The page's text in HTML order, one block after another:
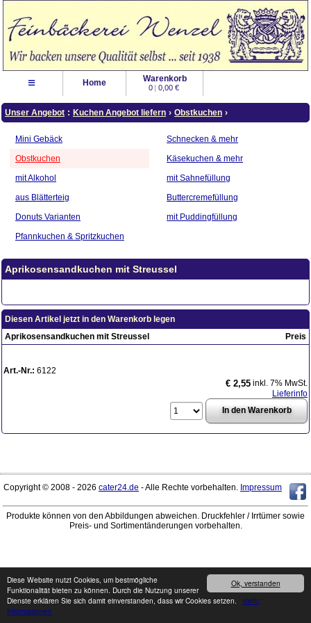
Ok, verstanden
Diese Website nutzt Cookies, um bestmögliche
Funktionalität bieten zu können. Durch die Nutzung unserer
Dienste erklären Sie sich damit einverstanden, dass wir Cookies setzen. mehr
Informationen
≡ Home Warenkorb
0 | 0,00 €
Unser Angebot : Kuchen Angebot liefern › Obstkuchen ›
Mini Gebäck
Obstkuchen
mit Alkohol
aus Blätterteig
Donuts Varianten
Pfannkuchen & Spritzkuchen
Schnecken & mehr
Käsekuchen & mehr
mit Sahnefüllung
Buttercremefüllung
mit Puddingfüllung
Aprikosensandkuchen mit Streussel
Diesen Artikel jetzt in den Warenkorb legen
Aprikosensandkuchen mit Streussel
Preis
Art.-Nr.: 6122
€ 2,55 inkl. 7% MwSt.
Lieferinfo
Copyright © 2008 - 2026 cater24.de - Alle Rechte vorbehalten. Impressum
Produkte können von den Abbildungen abweichen. Druckfehler / Irrtümer sowie
Preis- und Sortimentänderungen vorbehalten.